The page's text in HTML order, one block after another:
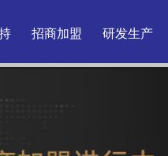
招商加盟 研发生产